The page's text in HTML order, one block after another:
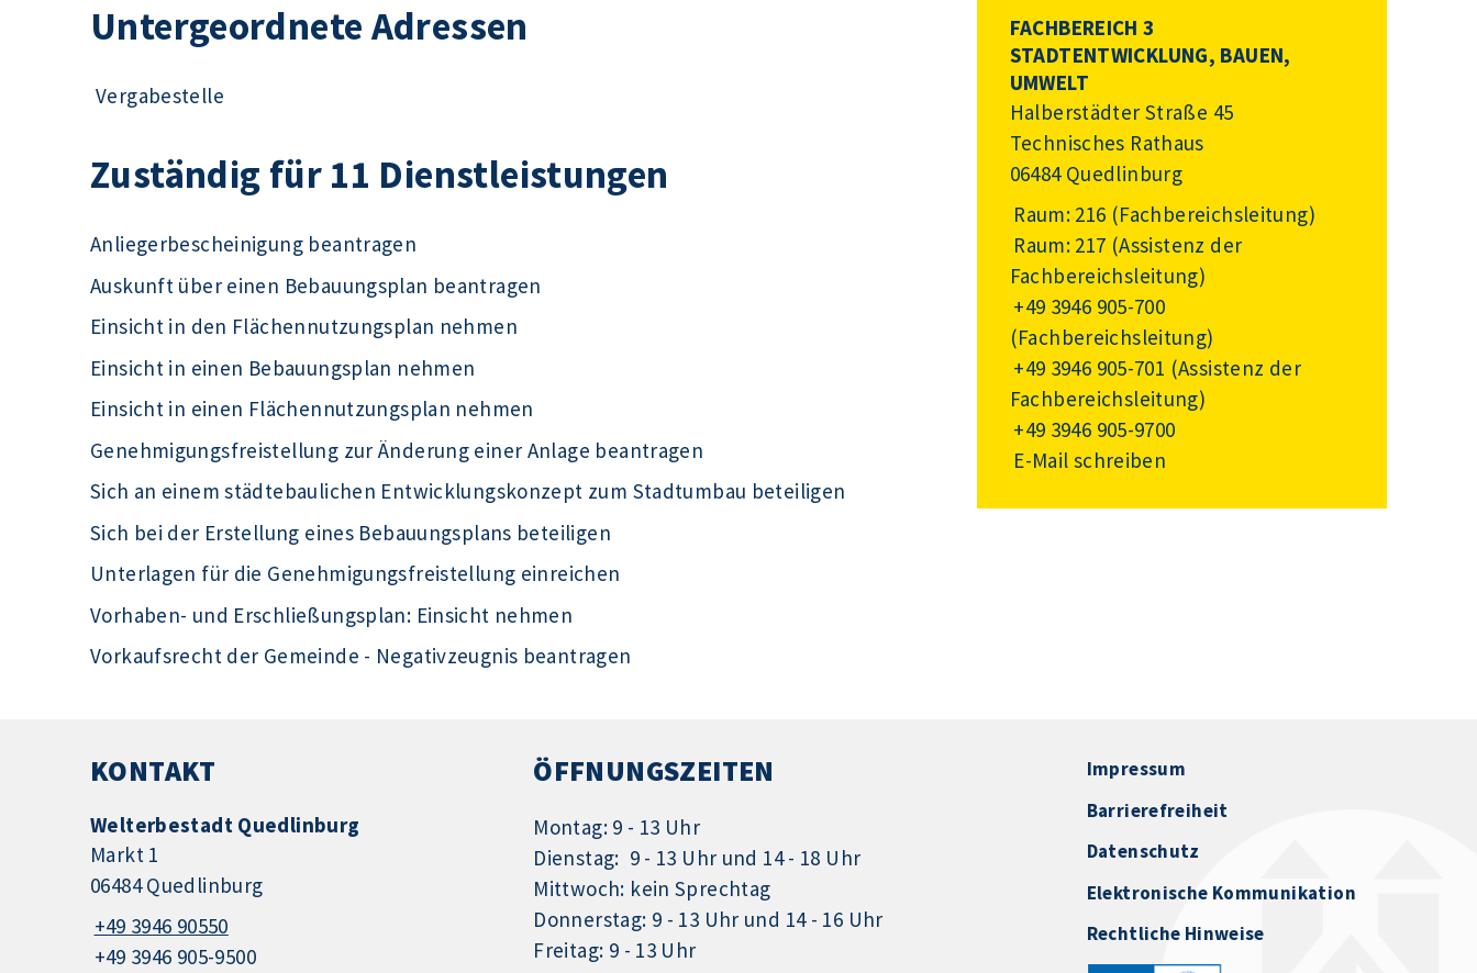
Untergeordnete Adressen
Vergabestelle
Zuständig für 11 Dienstleistungen
Anliegerbescheinigung beantragen
Auskunft über einen Bebauungsplan beantragen
Einsicht in den Flächennutzungsplan nehmen
Einsicht in einen Bebauungsplan nehmen
Einsicht in einen Flächennutzungsplan nehmen
Genehmigungsfreistellung zur Änderung einer Anlage beantragen
Sich an einem städtebaulichen Entwicklungskonzept zum Stadtumbau beteiligen
Sich bei der Erstellung eines Bebauungsplans beteiligen
Unterlagen für die Genehmigungsfreistellung einreichen
Vorhaben- und Erschließungsplan: Einsicht nehmen
Vorkaufsrecht der Gemeinde - Negativzeugnis beantragen
FACHBEREICH 3
STADTENTWICKLUNG, BAUEN,
UMWELT
Halberstädter Straße 45
Technisches Rathaus
06484 Quedlinburg
Raum: 216 (Fachbereichsleitung)
Raum: 217 (Assistenz der
Fachbereichsleitung)
+49 3946 905-700
(Fachbereichsleitung)
+49 3946 905-701 (Assistenz der
Fachbereichsleitung)
+49 3946 905-9700
E-Mail schreiben
KONTAKT
Welterbestadt Quedlinburg
Markt 1
06484 Quedlinburg
+49 3946 90550
+49 3946 905-9500
ÖFFNUNGSZEITEN
Montag: 9 - 13 Uhr
Dienstag: 9 - 13 Uhr und 14 - 18 Uhr
Mittwoch: kein Sprechtag
Donnerstag: 9 - 13 Uhr und 14 - 16 Uhr
Freitag: 9 - 13 Uhr
Impressum
Barrierefreiheit
Datenschutz
Elektronische Kommunikation
Rechtliche Hinweise